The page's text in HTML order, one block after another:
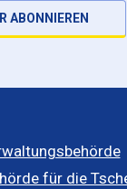
ABONNIEREN
für die